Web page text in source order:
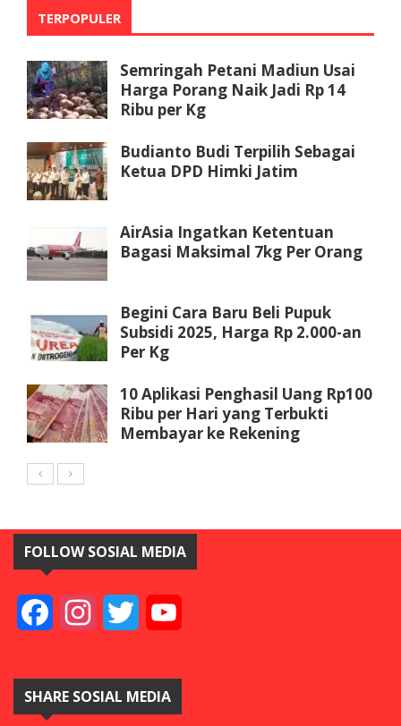
TERPOPULER
Semringah Petani Madiun Usai
Harga Porang Naik Jadi Rp 14
Ribu per Kg
Budianto Budi Terpilih Sebagai
Ketua DPD Himki Jatim
AirAsia Ingatkan Ketentuan
Bagasi Maksimal 7kg Per Orang
Begini Cara Baru Beli Pupuk
Subsidi 2025, Harga Rp 2.000-an
Per Kg
10 Aplikasi Penghasil Uang Rp100
Ribu per Hari yang Terbukti
Membayar ke Rekening
FOLLOW SOSIAL MEDIA
FacebookInstagramTwitter
SHARE SOSIAL MEDIA